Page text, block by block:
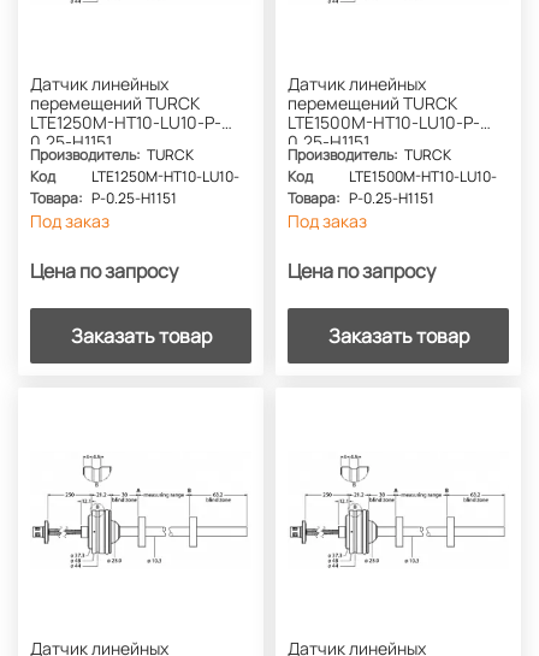
Датчик линейных
перемещений TURCK
LTE1250M-HT10-LU10-P-
0.25-H1151
Производитель: TURCK
Код
Товара:
LTE1250M-HT10-LU10-
P-0.25-H1151
Под заказ
Цена по запросу
Заказать товар
Датчик линейных
перемещений TURCK
LTE1500M-HT10-LU10-P-
0.25-H1151
Производитель: TURCK
Код
Товара:
LTE1500M-HT10-LU10-
P-0.25-H1151
Под заказ
Цена по запросу
Заказать товар
Датчик линейных
Датчик линейных